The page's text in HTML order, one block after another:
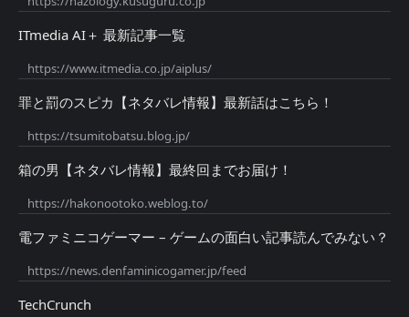
ITmedia AI＋ 最新記事一覧
https://www.itmedia.co.jp/aiplus/
罪と罰のスピカ【ネタバレ情報】最新話はこちら！
https://tsumitobatsu.blog.jp/
箱の男【ネタバレ情報】最終回までお届け！
https://hakonootoko.weblog.to/
電ファミニコゲーマー – ゲームの面白い記事読んでみない？
https://news.denfaminicogamer.jp/feed
TechCrunch